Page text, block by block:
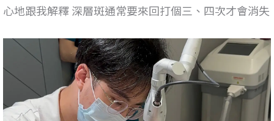
心地跟我解釋 深層斑通常要來回打個三、四次才會消失